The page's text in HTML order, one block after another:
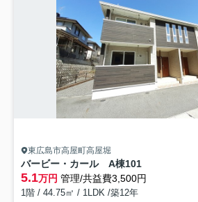
東広島市高屋町高屋堀
バービー・カール A棟101
5.1万円 管理/共益費3,500円
1階 / 44.75㎡ / 1LDK /築12年